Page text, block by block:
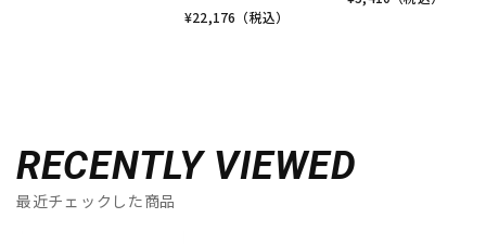
¥22,176 （税込）
RECENTLY VIEWED
最近チェックした商品